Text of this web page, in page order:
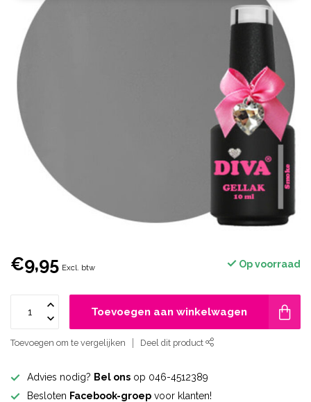
€9,95 Excl. btw Op voorraad
Toevoegen aan winkelwagen
Toevoegen om te vergelijken Deel dit product
Advies nodig? Bel ons op 046-4512389
Besloten Facebook-groep voor klanten!